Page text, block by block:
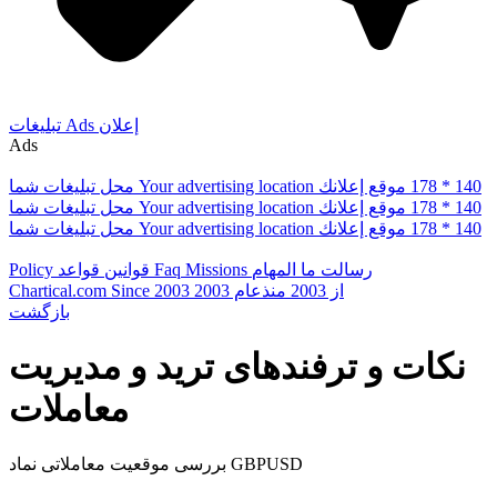
تبلیغات Ads إعلان
Ads
محل تبلیغات شما Your advertising location موقع إعلانك 178 * 140
محل تبلیغات شما Your advertising location موقع إعلانك 178 * 140
محل تبلیغات شما Your advertising location موقع إعلانك 178 * 140
Policy قوانین قواعد Faq Missions رسالت ما المهام
Chartical.com Since 2003 از 2003
منذعام 2003
بازگشت
نکات و ترفندهای ترید و مدیریت
معاملات
بررسی موقعیت معاملاتی نماد GBPUSD